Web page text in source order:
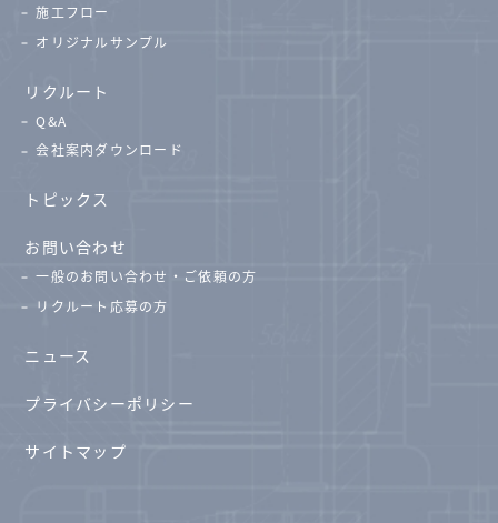
施工フロー
オリジナルサンプル
リクルート
Q&A
会社案内ダウンロード
トピックス
お問い合わせ
一般のお問い合わせ・ご依頼の方
リクルート応募の方
ニュース
プライバシーポリシー
サイトマップ